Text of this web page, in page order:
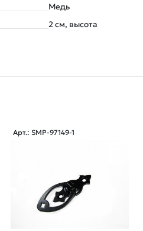
Медь
2 см, высота
Арт.: SMP-97149-1